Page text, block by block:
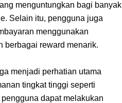
Yang Sangat Beragam
menguntungkan bagi banyak
Selain itu, pengguna juga
menggunakan
berbagai reward menarik.
menjadi perhatian utama
tingkat tinggi seperti
dapat melakukan